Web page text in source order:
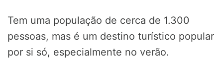
Tem uma população de cerca de 1.300
pessoas, mas é um destino turístico popular
por si só, especialmente no verão.